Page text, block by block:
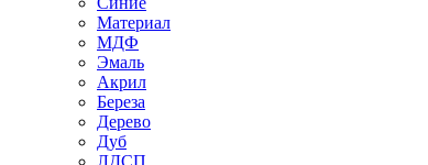
Материал
МДФ
Эмаль
Акрил
Береза
Дерево
Дуб
ЛДСП